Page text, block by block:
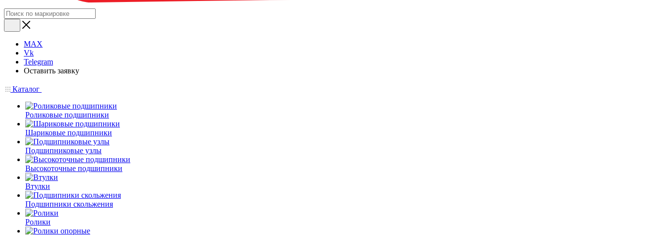
MAX
Vk
Telegram
Оставить заявку
Каталог
Роликовые подшипники
Шариковые подшипники
Подшипниковые узлы
Высокоточные подшипники
Втулки
Подшипники скольжения
Ролики